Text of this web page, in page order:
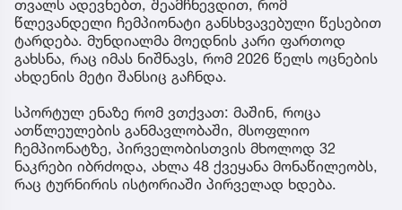
თვალს ადევნებთ, შეამჩნევდით, რომ
წლევანდელი ჩემპიონატი განსხვავებული წესებით
ტარდება. მუნდიალმა მოედნის კარი ფართოდ
გახსნა, რაც იმას ნიშნავს, რომ 2026 წელს ოცნების
ახდენის მეტი შანსიც გაჩნდა.
სპორტულ ენაზე რომ ვთქვათ: მაშინ, როცა
ათწლეულების განმავლობაში, მსოფლიო
ჩემპიონატზე, პირველობისთვის მხოლოდ 32
ნაკრები იბრძოდა, ახლა 48 ქვეყანა მონაწილეობს,
რაც ტურნირის ისტორიაში პირველად ხდება.